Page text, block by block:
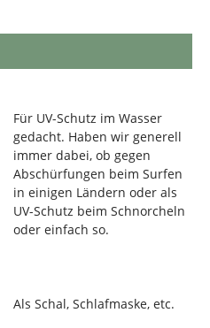
Für UV-Schutz im Wasser
gedacht. Haben wir generell
immer dabei, ob gegen
Abschürfungen beim Surfen
in einigen Ländern oder als
UV-Schutz beim Schnorcheln
oder einfach so.
Als Schal, Schlafmaske, etc.